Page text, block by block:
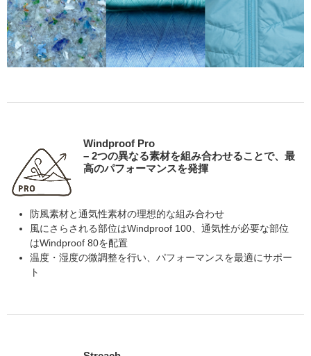
Windproof Pro
– 2つの異なる素材を組み合わせることで、最
高のパフォーマンスを発揮
防風素材と通気性素材の理想的な組み合わせ
風にさらされる部位はWindproof 100、通気性が必要な部位
はWindproof 80を配置
温度・湿度の微調整を行い、パフォーマンスを最適にサポー
ト